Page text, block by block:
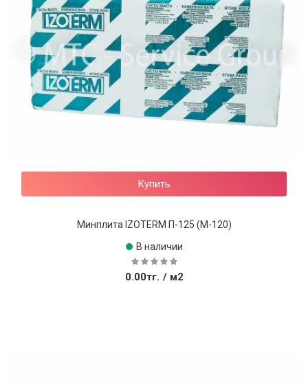
Купить
Минплита IZOTERM П-125 (М-120)
В наличии
0.00тг. / м2